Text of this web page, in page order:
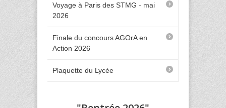
Voyage à Paris des STMG - mai
2026
Finale du concours AGOrA en
Action 2026
Plaquette du Lycée